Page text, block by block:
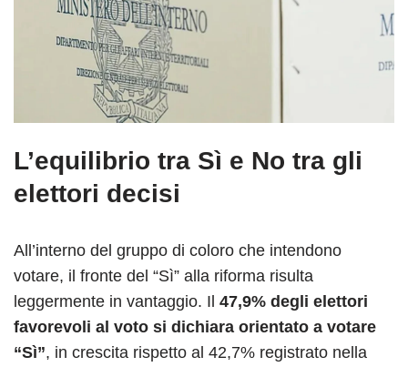
L’equilibrio tra Sì e No tra gli
elettori decisi
All’interno del gruppo di coloro che intendono
votare, il fronte del “Sì” alla riforma risulta
leggermente in vantaggio. Il 47,9% degli elettori
favorevoli al voto si dichiara orientato a votare
“Sì”, in crescita rispetto al 42,7% registrato nella